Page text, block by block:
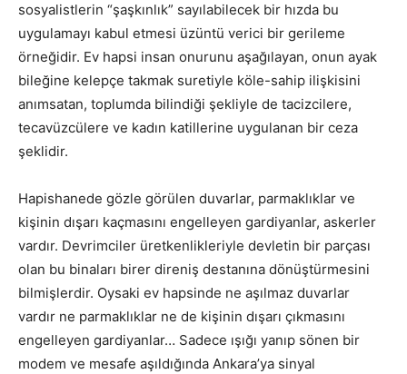
sosyalistlerin “şaşkınlık” sayılabilecek bir hızda bu
uygulamayı kabul etmesi üzüntü verici bir gerileme
örneğidir. Ev hapsi insan onurunu aşağılayan, onun ayak
bileğine kelepçe takmak suretiyle köle-sahip ilişkisini
anımsatan, toplumda bilindiği şekliyle de tacizcilere,
tecavüzcülere ve kadın katillerine uygulanan bir ceza
şeklidir.
Hapishanede gözle görülen duvarlar, parmaklıklar ve
kişinin dışarı kaçmasını engelleyen gardiyanlar, askerler
vardır. Devrimciler üretkenlikleriyle devletin bir parçası
olan bu binaları birer direniş destanına dönüştürmesini
bilmişlerdir. Oysaki ev hapsinde ne aşılmaz duvarlar
vardır ne parmaklıklar ne de kişinin dışarı çıkmasını
engelleyen gardiyanlar… Sadece ışığı yanıp sönen bir
modem ve mesafe aşıldığında Ankara’ya sinyal